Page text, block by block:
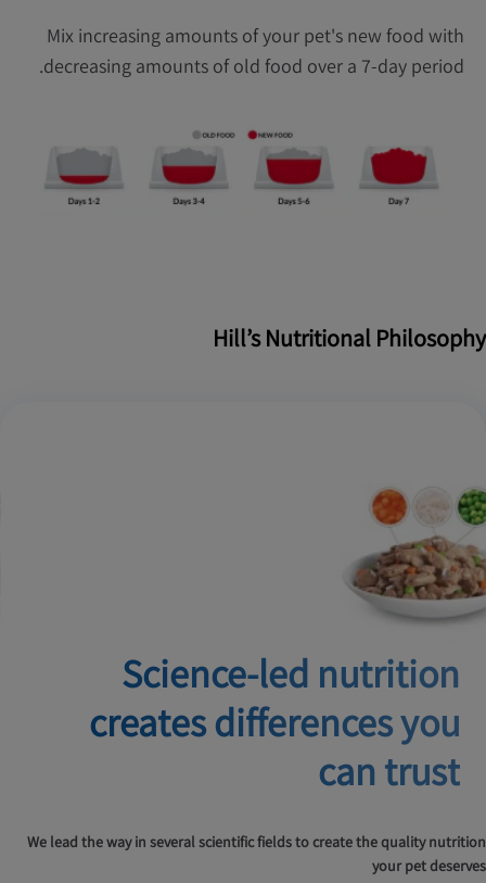
Mix increasing amounts of your pet's new food with
decreasing amounts of old food over a 7-day period.
Hill’s Nutritional Philosophy
Science-led nutrition
createsdifferences you
can trust
We lead the way in several scientific fields to create the quality nutrition
your pet deserves